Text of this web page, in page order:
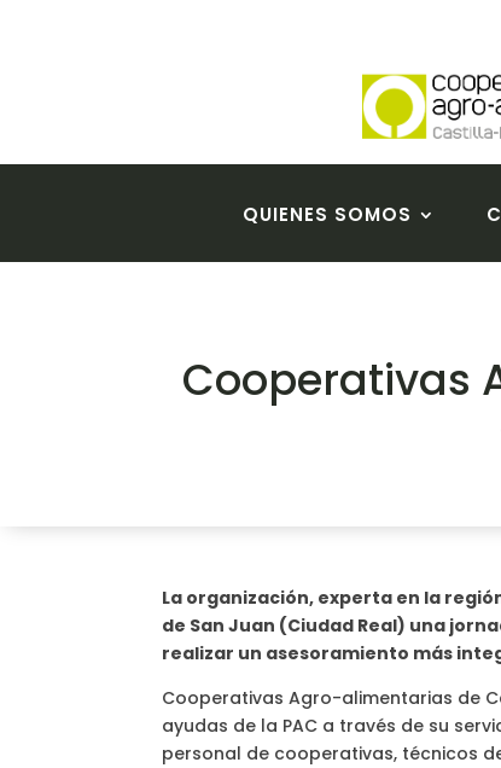
QUIENES SOMOS
Cooperativas
La organización, experta en la
de San Juan (Ciudad Real) una
realizar un asesoramiento más
Cooperativas Agro-alimentarias de
ayudas de la PAC a través de su
personal de cooperativas, técnicos